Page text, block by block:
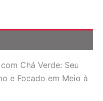
Chá Verde: Seu
e Focado em Meio à